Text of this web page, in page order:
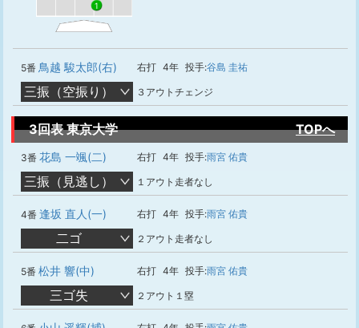
1
5番 鳥越 駿太郎(右) 右打 4年 投手:谷島 圭祐
三振（空振り） ３アウトチェンジ
3回表 東京大学 TOPへ
3番 花島 一颯(二) 右打 4年 投手:雨宮 佑貴
三振（見逃し） １アウト走者なし
4番 逢坂 直人(一) 右打 4年 投手:雨宮 佑貴
二ゴ ２アウト走者なし
5番 松井 響(中) 右打 4年 投手:雨宮 佑貴
三ゴ失 ２アウト１塁